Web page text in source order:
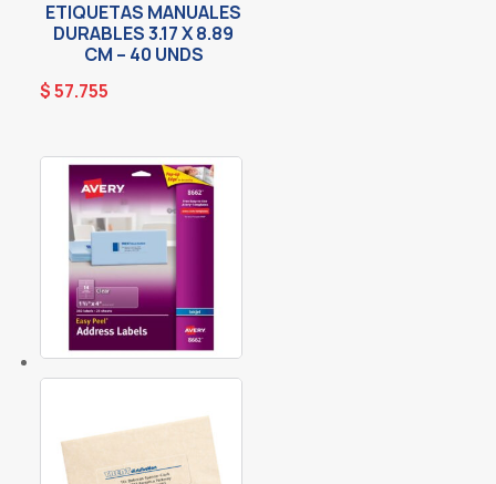
ETIQUETAS MANUALES
DURABLES 3.17 X 8.89
CM – 40 UNDS
$57.755